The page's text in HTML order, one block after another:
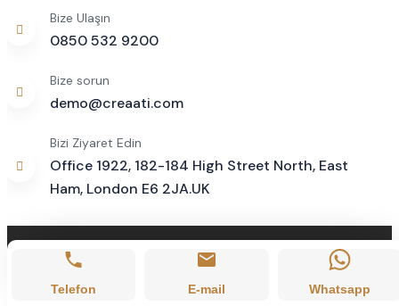
Bize Ulaşın
0850 532 9200
Bize sorun
demo@creaati.com
Bizi Ziyaret Edin
Office 1922, 182-184 High Street North, East
Ham, London E6 2JA.UK
Telefon E-mail Whatsapp